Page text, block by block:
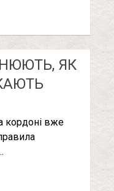
ЯК
коpдоні вже